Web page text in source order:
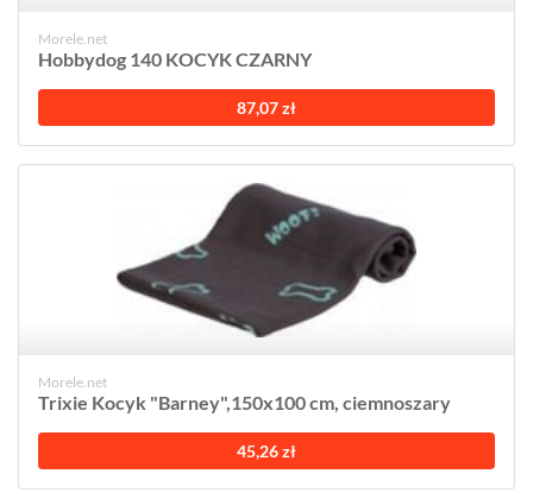
Morele.net
Hobbydog 140 KOCYK CZARNY
87,07 zł
Morele.net
Trixie Kocyk "Barney",150x100 cm, ciemnoszary
45,26 zł